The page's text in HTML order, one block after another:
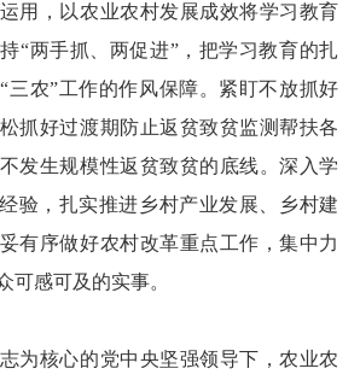
，以农业农村发展成效将学习教育
“两手抓、两促进”，把学习教育的扎
三农”工作的作风保障。紧盯不放抓好
抓好过渡期防止返贫致贫监测帮扶各
发生规模性返贫致贫的底线。深入学
验，扎实推进乡村产业发展、乡村建
有序做好农村改革重点工作，集中力
可感可及的实事。
核心的党中央坚强领导下，农业农